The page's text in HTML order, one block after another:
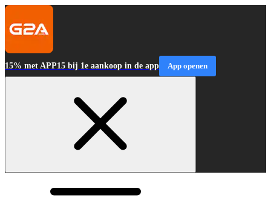
15% met APP15 bij 1e aankoop in de app App openen